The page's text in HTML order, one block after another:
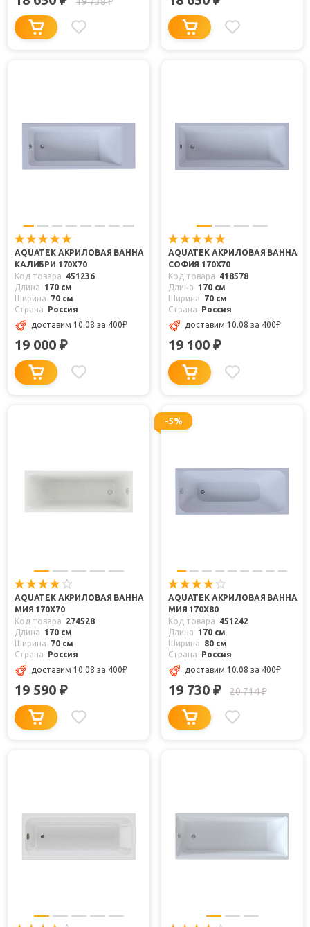
AQUATEK АКРИЛОВАЯ ВАННА
КАЛИБРИ 170X70
Код товара
451236
Длина
170 см
Ширина
70 см
Страна
Россия
доставим 10.08 за 400₽
19 000 ₽
AQUATEK АКРИЛОВАЯ ВАННА
СОФИЯ 170X70
Код товара
418578
Длина
170 см
Ширина
70 см
Страна
Россия
доставим 10.08 за 400₽
19 100 ₽
AQUATEK АКРИЛОВАЯ ВАННА
МИЯ 170X70
Код товара
274528
Длина
170 см
Ширина
70 см
Страна
Россия
доставим 10.08 за 400₽
19 590 ₽
-5%
AQUATEK АКРИЛОВАЯ ВАННА
МИЯ 170X80
Код товара
451242
Длина
170 см
Ширина
80 см
Страна
Россия
доставим 10.08 за 400₽
19 730 ₽ 20 714₽